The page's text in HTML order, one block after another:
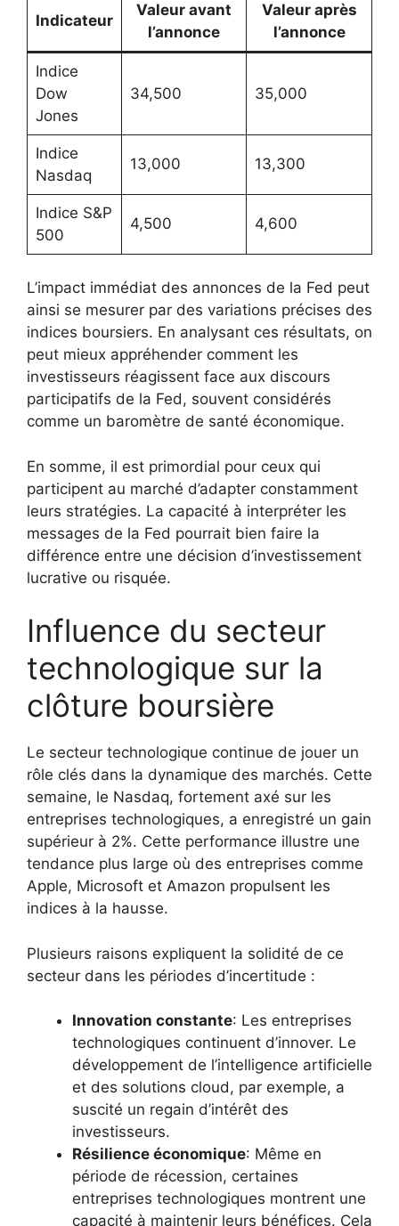
Indicateur
Valeur avant
l’annonce
Valeur après
l’annonce
Indice
Dow
Jones
34,500 35,000
Indice
Nasdaq
13,000 13,300
Indice S&P
500
4,500 4,600
L’impact immédiat des annonces de la Fed peut
ainsi se mesurer par des variations précises des
indices boursiers. En analysant ces résultats, on
peut mieux appréhender comment les
investisseurs réagissent face aux discours
participatifs de la Fed, souvent considérés
comme un baromètre de santé économique.
En somme, il est primordial pour ceux qui
participent au marché d’adapter constamment
leurs stratégies. La capacité à interpréter les
messages de la Fed pourrait bien faire la
différence entre une décision d’investissement
lucrative ou risquée.
Influence du secteur
technologique sur la
clôture boursière
Le secteur technologique continue de jouer un
rôle clés dans la dynamique des marchés. Cette
semaine, le Nasdaq, fortement axé sur les
entreprises technologiques, a enregistré un gain
supérieur à 2%. Cette performance illustre une
tendance plus large où des entreprises comme
Apple, Microsoft et Amazon propulsent les
indices à la hausse.
Plusieurs raisons expliquent la solidité de ce
secteur dans les périodes d’incertitude :
Innovation constante: Les entreprises
technologiques continuent d’innover. Le
développement de l’intelligence artificielle
et des solutions cloud, par exemple, a
suscité un regain d’intérêt des
investisseurs.
Résilience économique: Même en
période de récession, certaines
entreprises technologiques montrent une
capacité à maintenir leurs bénéfices. Cela